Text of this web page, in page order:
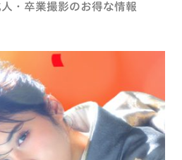
・卒業撮影のお得な情報